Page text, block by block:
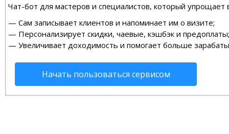
Чат-бот для мастеров и специалистов, который упрощает
— Сам записывает клиентов и напоминает им о визите;
— Персонализирует скидки, чаевые, кэшбэк и предоплаты;
— Увеличивает доходимость и помогает больше
Начать пользоваться сервисом